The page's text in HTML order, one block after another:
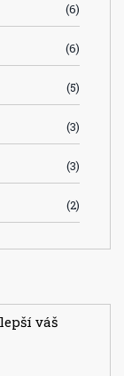
(6)
(6)
(5)
(3)
(3)
(2)
váš